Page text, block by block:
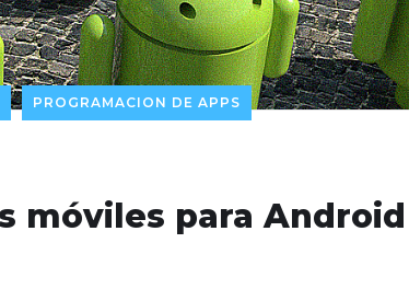
PROGRAMACION DE APPS
móviles para Android